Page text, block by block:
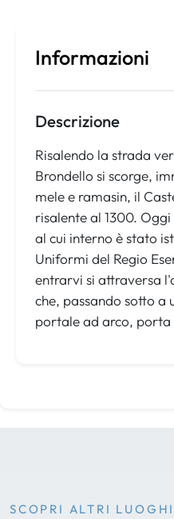
Informazioni
Descrizione
Risalendo la strada
Brondello si scorge,
mele e ramasin, il
risalente al 1300.
al cui interno è stato
Uniformi del Regio
entrarvi si attraversa
che, passando sotto a
portale ad arco,
SCOPRI ALTRI